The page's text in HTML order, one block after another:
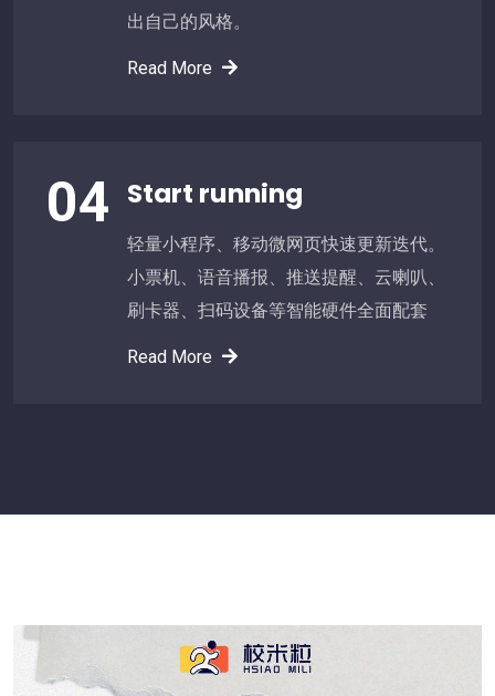
出自己的风格。
Read More
04 Start running
轻量小程序、移动微网页快速更新迭代。
小票机、语音播报、推送提醒、云喇叭、
刷卡器、扫码设备等智能硬件全面配套
Read More